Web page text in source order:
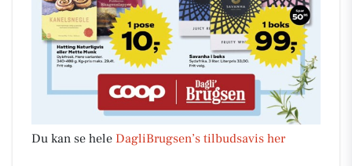
Du kan se hele DagliBrugsen’s tilbudsavis her